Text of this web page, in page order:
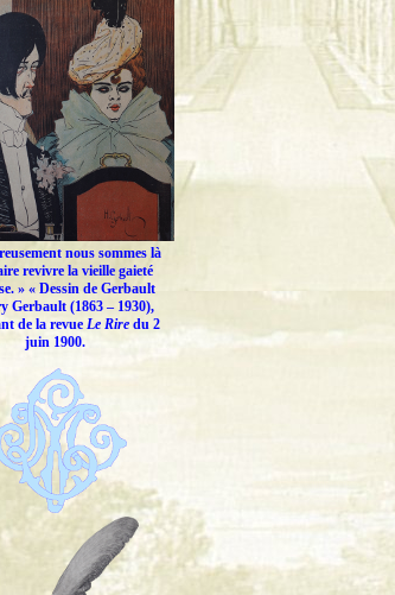
nous sommes là
revivre la vieille gaieté
» « Dessin de Gerbault
Gerbault (1863 – 1930),
de la revue Le Riredu 2
juin 1900.